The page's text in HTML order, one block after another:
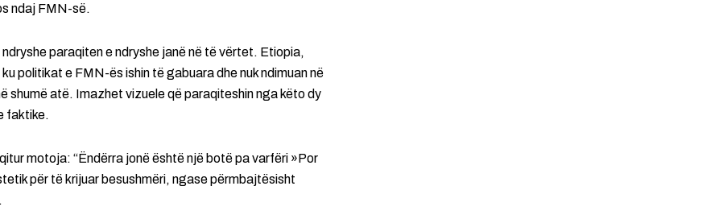
ndaj FMN-së.
paraqiten e ndryshe janë në të vërtet. Etiopia,
politikat e FMN-ës ishin të gabuara dhe nuk ndimuan në
shumë atë. Imazhet vizuele që paraqiteshin nga këto dy
faktike.
motoja: “Ëndërra jonë është një botë pa varfëri »Por
për të krijuar besushmëri, ngase përmbajtësisht